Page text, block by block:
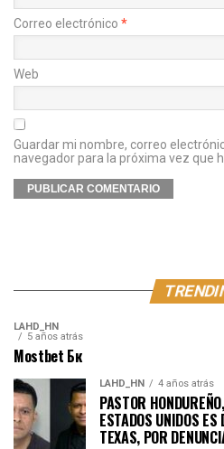
Correo electrónico *
Web
Guardar mi nombre, correo
navegador para la próxima vez que
LAHD_HN
5 años atrás
Mostbet Бк
LAHD_HN 4 años atrás
PASTOR
ESTADOS UNIDOS ES
TEXAS, POR